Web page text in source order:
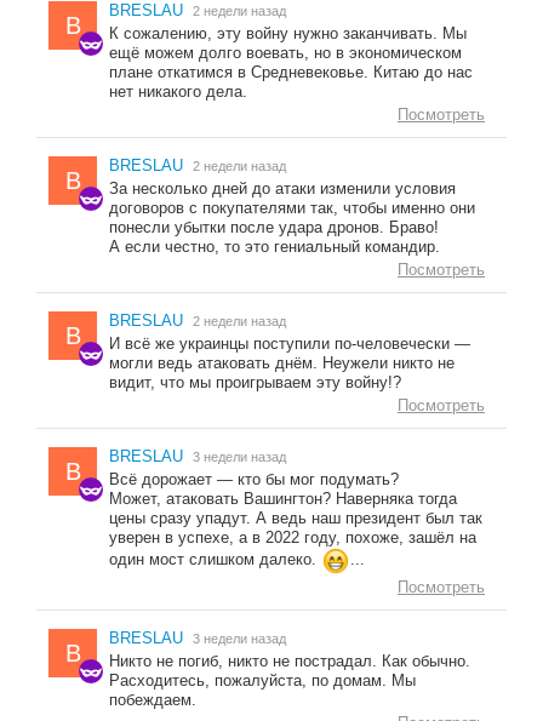
B
BRESLAU 2 недели назад
К сожалению, эту войну нужно заканчивать. Мы
ещё можем долго воевать, но в экономическом
плане откатимся в Средневековье. Китаю до нас
нет никакого дела.
Посмотреть
B
BRESLAU 2 недели назад
За несколько дней до атаки изменили условия
договоров с покупателями так, чтобы именно они
понесли убытки после удара дронов. Браво!
А если честно, то это гениальный командир.
Посмотреть
B
BRESLAU 2 недели назад
И всё же украинцы поступили по-человечески —
могли ведь атаковать днём. Неужели никто не
видит, что мы проигрываем эту войну!?
Посмотреть
B
BRESLAU 3 недели назад
Всё дорожает — кто бы мог подумать?
Может, атаковать Вашингтон? Наверняка тогда
цены сразу упадут. А ведь наш президент был так
уверен в успехе, а в 2022 году, похоже, зашёл на
один мост слишком далеко.
...
Посмотреть
B
BRESLAU 3 недели назад
Никто не погиб, никто не пострадал. Как обычно.
Расходитесь, пожалуйста, по домам. Мы
побеждаем.